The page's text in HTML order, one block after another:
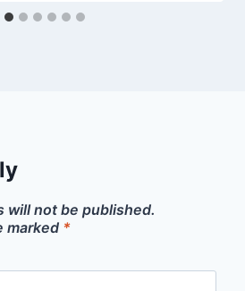
will not be published.
marked *